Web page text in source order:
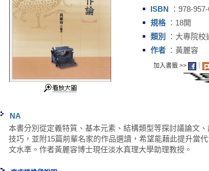
ISBN ：978-
規格：18開
類別
：大專院校
作者 ：黃麗容
加入書籤 >>
NA
本書分別從定義特質、基本元素、結構類型等探討議論文
技巧，並附15篇前輩名家的作品選讀，希望能藉此提升當
文水準。作者黃麗容博士現任淡水真理大學助理教授。